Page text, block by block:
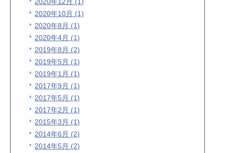
2020年12月 (1)
2020年10月 (1)
2020年8月 (1)
2020年4月 (1)
2019年8月 (2)
2019年5月 (1)
2019年1月 (1)
2017年9月 (1)
2017年5月 (1)
2017年2月 (1)
2015年3月 (1)
2014年6月 (2)
2014年5月 (2)